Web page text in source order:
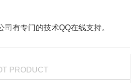
司有专门的技术QQ在线支持。
PRODUCT